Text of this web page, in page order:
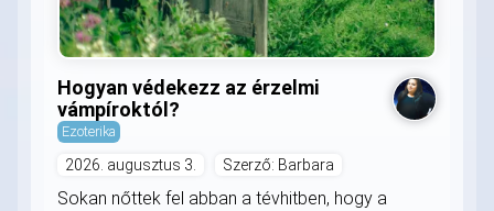
Hogyan védekezz az érzelmi
vámpíroktól?
Ezoterika
2026. augusztus 3. Szerző: Barbara
Sokan nőttek fel abban a tévhitben, hogy a